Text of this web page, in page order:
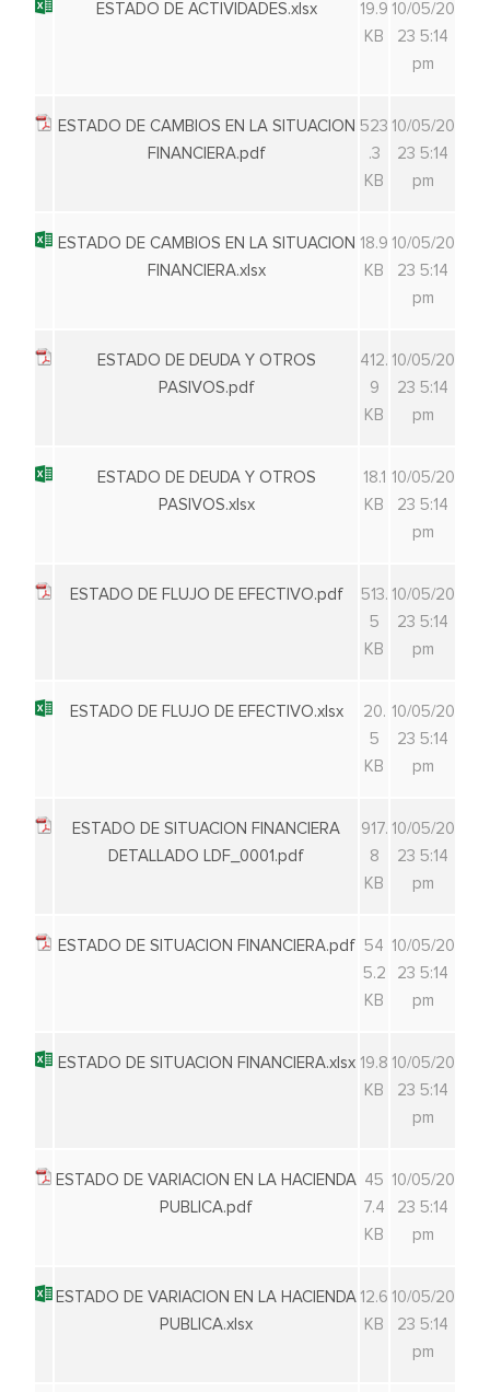
ESTADO DE ACTIVIDADES.xlsx
19.9
KB
10/05/20
23 5:14
pm
ESTADO DE CAMBIOS EN LA SITUACION
FINANCIERA.pdf
523
.3
KB
10/05/20
23 5:14
pm
ESTADO DE CAMBIOS EN LA SITUACION
FINANCIERA.xlsx
18.9
KB
10/05/20
23 5:14
pm
ESTADO DE DEUDA Y OTROS
PASIVOS.pdf
412.
9
KB
10/05/20
23 5:14
pm
ESTADO DE DEUDA Y OTROS
PASIVOS.xlsx
18.1
KB
10/05/20
23 5:14
pm
ESTADO DE FLUJO DE EFECTIVO.pdf
513.
5
KB
10/05/20
23 5:14
pm
ESTADO DE FLUJO DE EFECTIVO.xlsx
20.
5
KB
10/05/20
23 5:14
pm
ESTADO DE SITUACION FINANCIERA
DETALLADO LDF_0001.pdf
917.
8
KB
10/05/20
23 5:14
pm
ESTADO DE SITUACION FINANCIERA.pdf 54
5.2
KB
10/05/20
23 5:14
pm
ESTADO DE SITUACION FINANCIERA.xlsx 19.8
KB
10/05/20
23 5:14
pm
ESTADO DE VARIACION EN LA HACIENDA
PUBLICA.pdf
45
7.4
KB
10/05/20
23 5:14
pm
ESTADO DE VARIACION EN LA HACIENDA
PUBLICA.xlsx
12.6
KB
10/05/20
23 5:14
pm